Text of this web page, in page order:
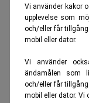
Vi använder kakor
upplevelse som
och/eller får
mobil eller dator.
Vi använder
ändamålen som
och/eller får
mobil eller dator. Vi